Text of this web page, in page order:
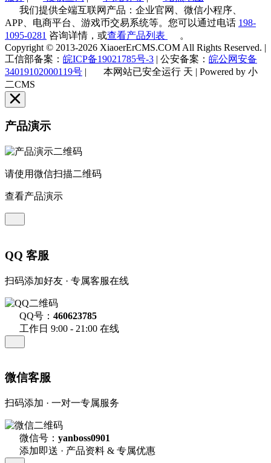
我们提供全端互联网产品：企业官网、微信小程序、
APP、电商平台、游戏币交易系统等。您可以通过电话 198-
1095-0281 咨询详情，或查看产品列表
。
Copyright © 2013-2026 XiaoerErCMS.COM All Rights Reserved. |
工信部备案： 皖ICP备19021785号-3 | 公安备案： 皖公网安备
34019102000119号 | 本网站已安全运行 天 | Powered by 小
二CMS
产品演示
请使用微信扫描二维码
查看产品演示
QQ 客服
扫码添加好友 · 专属客服在线
QQ号： 460623785
工作日 9:00 - 21:00 在线
微信客服
扫码添加 · 一对一专属服务
微信号： yanboss0901
添加即送 · 产品资料 & 专属优惠